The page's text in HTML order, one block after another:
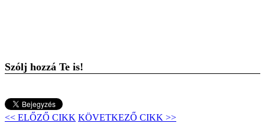
Szólj hozzá Te is!
<< ELŐZŐ CIKK KÖVETKEZŐ CIKK >>